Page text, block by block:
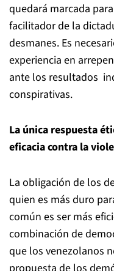
quedará marcada
facilitador de la
desmanes. Es
experiencia en
ante los resultados
conspirativas.
La única respuesta
eficacia contra la
La obligación de los
quien es más duro
común es ser más
combinación de
que los venezolanos